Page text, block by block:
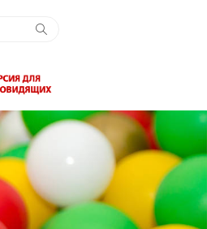
Поиск